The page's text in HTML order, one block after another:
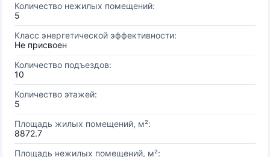
Количество нежилых помещений:
5
Класс энергетической эффективности:
Не присвоен
Количество подъездов:
10
Количество этажей:
5
Площадь жилых помещений, м²:
8872.7
Площадь нежилых помещений, м²: